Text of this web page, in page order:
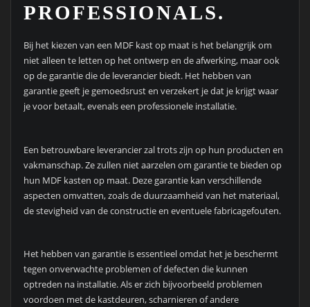
PROFESSIONALS.
Bij het kiezen van een MDF kast op maat is het belangrijk om
niet alleen te letten op het ontwerp en de afwerking, maar ook
op de garantie die de leverancier biedt. Het hebben van
garantie geeft je gemoedsrust en verzekert je dat je krijgt waar
je voor betaalt, evenals een professionele installatie.
Een betrouwbare leverancier zal trots zijn op hun producten en
vakmanschap. Ze zullen niet aarzelen om garantie te bieden op
hun MDF kasten op maat. Deze garantie kan verschillende
aspecten omvatten, zoals de duurzaamheid van het materiaal,
de stevigheid van de constructie en eventuele fabricagefouten.
Het hebben van garantie is essentieel omdat het je beschermt
tegen onverwachte problemen of defecten die kunnen
optreden na installatie. Als er zich bijvoorbeeld problemen
voordoen met de kastdeuren, scharnieren of andere